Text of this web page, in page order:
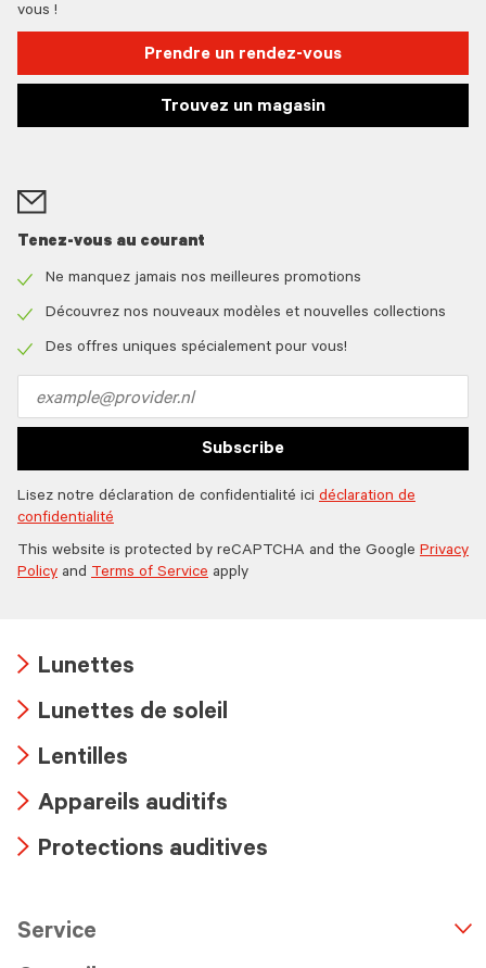
vous !
Prendre un rendez-vous
Trouvez un magasin
Tenez-vous au courant
icon
Ne manquez jamais nos meilleures promotions
icon
Découvrez nos nouveaux modèles et nouvelles collections
Des offres uniques spécialement pour vous!
address
Subscribe
Lisez notre déclaration de confidentialité ici déclaration de
confidentialité
This website is protected by reCAPTCHA and the Google Privacy
Policy and Terms of Service apply
icon
Lunettes
icon
Lunettes de soleil
icon
Lentilles
icon
Appareils auditifs
Protections auditives
Service